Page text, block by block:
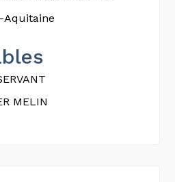
Aquitaine
MELIN